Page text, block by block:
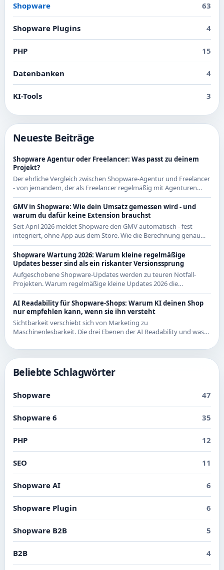
Shopware 63
Shopware Plugins 4
PHP 15
Datenbanken 4
KI-Tools 3
Neueste Beiträge
Shopware Agentur oder Freelancer: Was passt zu deinem
Projekt?
Der ehrliche Vergleich zwischen Shopware-Agentur und Freelancer
- von jemandem, der als Freelancer regelmäßig mit Agenturen
zusammenarbeitet und beide Seiten kennt.
GMV in Shopware: Wie dein Umsatz gemessen wird - und
warum du dafür keine Extension brauchst
Seit April 2026 meldet Shopware den GMV automatisch - fest
integriert, ohne App aus dem Store. Wie die Berechnung genau
funktioniert und was das für CE-Händler bedeutet.
Shopware Wartung 2026: Warum kleine regelmäßige
Updates besser sind als ein riskanter Versionssprung
Aufgeschobene Shopware-Updates werden zu teuren Notfall-
Projekten. Warum regelmäßige kleine Updates 2026 die
wirtschaftlichere Strategie sind - mit Beispielen aus den letzten
Releases.
AI Readability für Shopware-Shops: Warum KI deinen Shop
nur empfehlen kann, wenn sie ihn versteht
Sichtbarkeit verschiebt sich von Marketing zu
Maschinenlesbarkeit. Die drei Ebenen der AI Readability und was
Beliebte Schlagwörter
Shopware 47
Shopware 6 35
PHP 12
SEO 11
Shopware AI 6
Shopware Plugin 6
Shopware B2B 5
B2B 4